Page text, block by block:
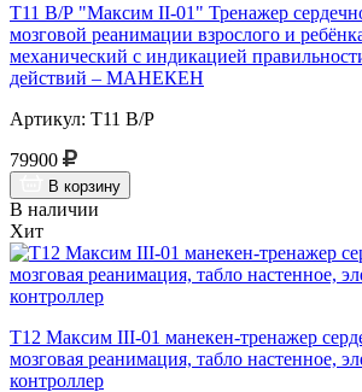
Т11 В/Р "Максим II-01" Тренажер
мозговой реанимации взрослого и
механический с индикацией
действий – МАНЕКЕН
Артикул: Т11 В/Р
79900
В корзину
В наличии
Хит
Т12 Максим III-01 манекен-тренажер
мозговая реанимация, табло настенное,
контроллер